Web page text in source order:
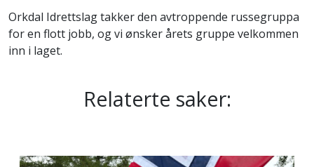
Orkdal Idrettslag takker den avtroppende russegruppa
for en flott jobb, og vi ønsker årets gruppe velkommen
inn i laget.
Relaterte saker: